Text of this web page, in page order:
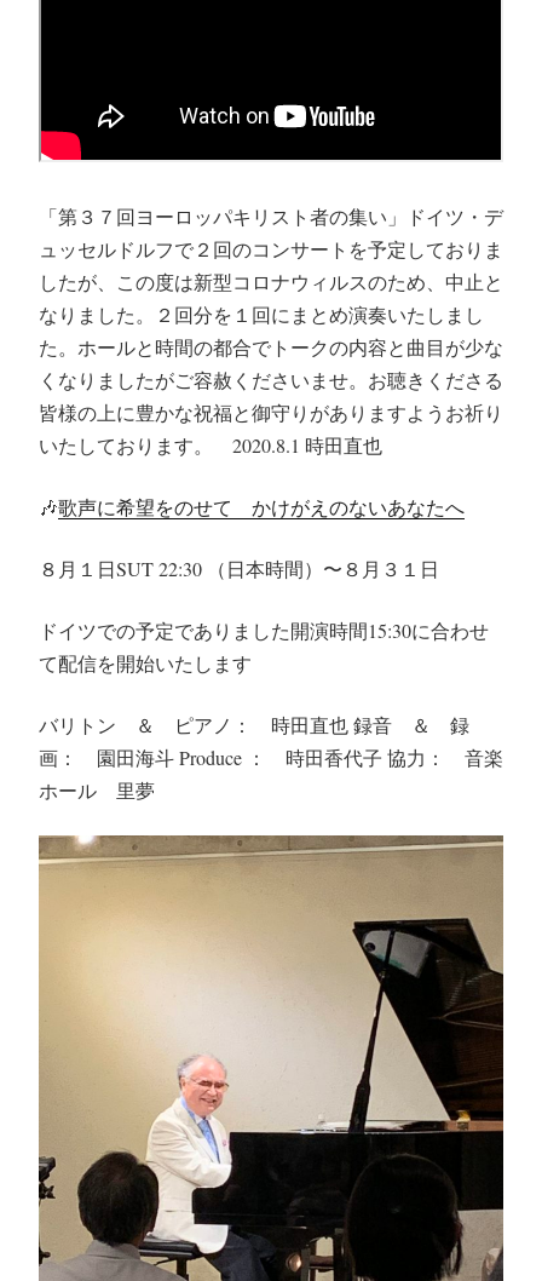
「第３７回ヨーロッパキリスト者の集い」ドイツ・デ
ュッセルドルフで２回のコンサートを予定しておりま
したが、この度は新型コロナウィルスのため、中止と
なりました。２回分を１回にまとめ演奏いたしまし
た。ホールと時間の都合でトークの内容と曲目が少な
くなりましたがご容赦くださいませ。お聴きくださる
皆様の上に豊かな祝福と御守りがありますようお祈り
いたしております。 2020.8.1 時田直也
🎶歌声に希望をのせて かけがえのないあなたへ
８月１日SUT 22:30 （日本時間）〜８月３１日
ドイツでの予定でありました開演時間15:30に合わせ
て配信を開始いたします
バリトン ＆ ピアノ： 時田直也 録音 ＆ 録
画： 園田海斗 Produce ： 時田香代子 協力： 音楽
ホール 里夢